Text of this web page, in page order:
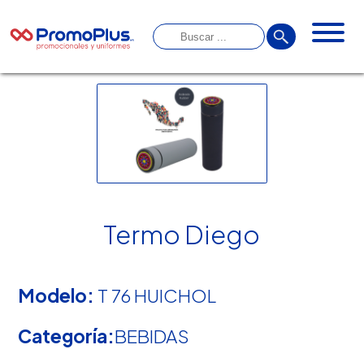
Termo Diego
Modelo: T 76 HUICHOL
Categoría:BEBIDAS